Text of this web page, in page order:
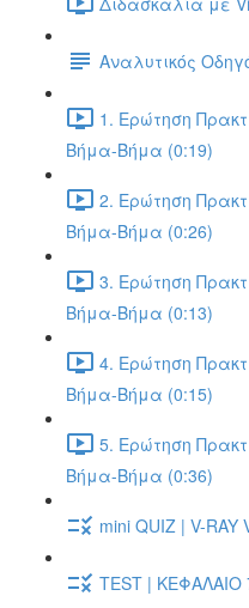
Αναλυτικός
1. Ερώτηση
Βήμα-Βήμα (0:19)
2. Ερώτηση
Βήμα-Βήμα (0:26)
3. Ερώτηση
Βήμα-Βήμα (0:13)
4. Ερώτηση
Βήμα-Βήμα (0:15)
5. Ερώτηση
Βήμα-Βήμα (0:36)
mini QUIZ | V-
TEST | ΚΕΦΑΛΑΙΟ